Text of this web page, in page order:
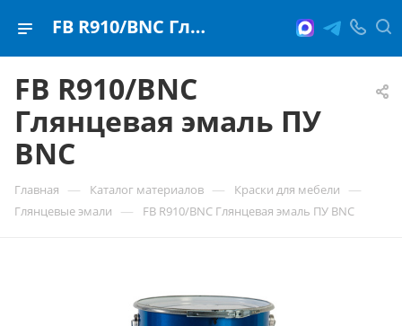
FB R910/BNC Глянцевая эмаль ПУ BNC
FB R910/BNC
Глянцевая эмаль ПУ
BNC
Главная — Каталог материалов — Краски для мебели —
Глянцевые эмали — FB R910/BNC Глянцевая эмаль ПУ BNC